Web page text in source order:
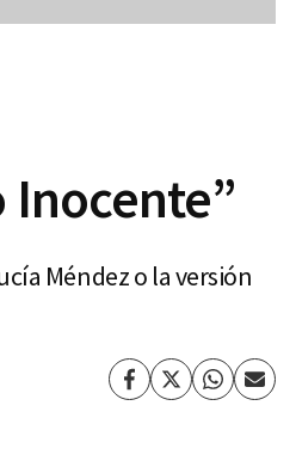
Inocente”
Méndez o la versión
Facebook
TwitterWhatsapp
Enviar